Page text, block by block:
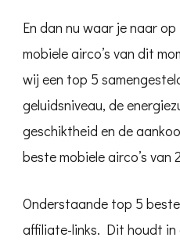
En dan nu waar je naar
mobiele airco’s van dit
wij een top 5
geluidsniveau, de
geschiktheid en de
beste mobiele airco’s van
Onderstaande top 5
affiliate-links. Dit houdt in